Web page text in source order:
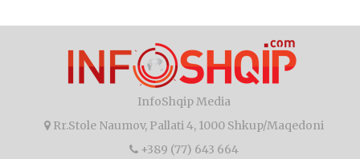
InfoShqip Media
Rr.Stole Naumov, Pallati 4, 1000 Shkup/Maqedoni
+389 (77) 643 664